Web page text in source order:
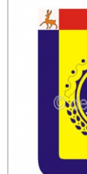
РАБОТА
АФИША
КОНКУРСЫ
СТАТЬИ